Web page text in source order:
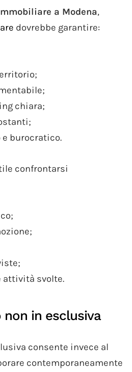
a Modena,
dovrebbe garantire:
chiara;
burocratico.
confrontarsi
svolte.
non in esclusiva
consente invece al
contemporaneamente